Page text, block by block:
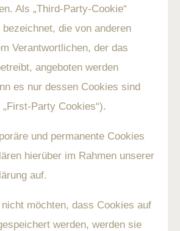
Als „Third-Party-Cookie“
die von anderen
Verantwortlichen, der das
angeboten werden
es nur dessen Cookies sind
Party Cookies“).
und permanente Cookies
hierüber im Rahmen unserer
auf.
möchten, dass Cookies auf
werden, werden sie